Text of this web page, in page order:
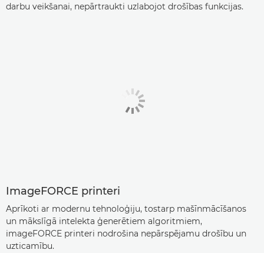
darbu veikšanai, nepārtraukti uzlabojot drošības funkcijas.
ImageFORCE printeri
Aprīkoti ar modernu tehnoloģiju, tostarp mašīnmācīšanos
un mākslīgā intelekta ģenerētiem algoritmiem,
imageFORCE printeri nodrošina nepārspējamu drošību un
uzticamību.